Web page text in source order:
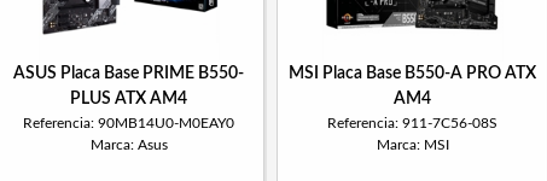
ASUS Placa Base PRIME B550-
PLUS ATX AM4
Referencia: 90MB14U0-M0EAY0
Marca: Asus
MSI Placa Base B550-A PRO ATX
AM4
Referencia: 911-7C56-08S
Marca: MSI